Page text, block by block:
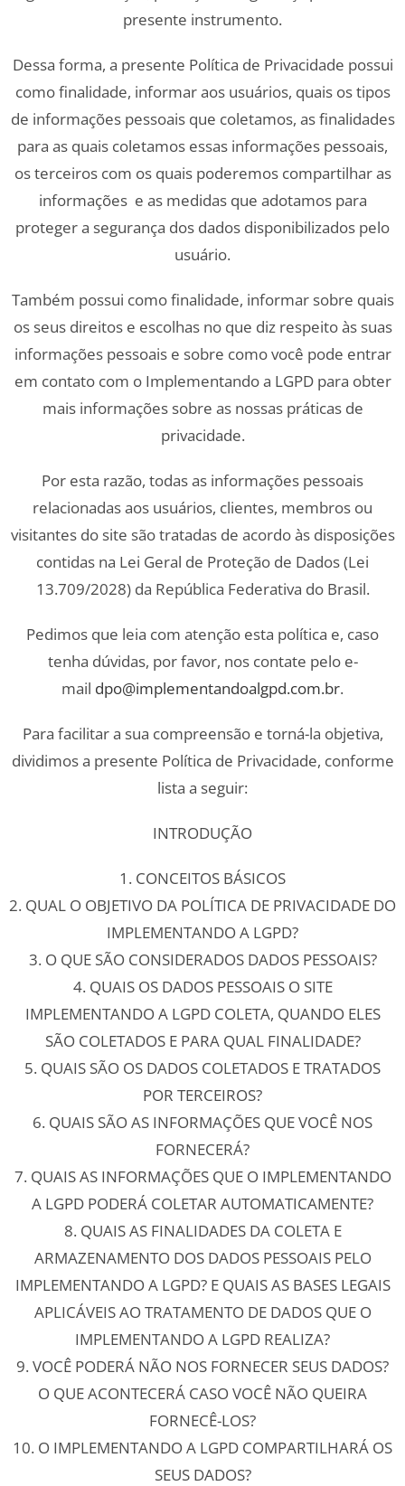
presente instrumento.
Dessa forma, a presente Política de Privacidade possui
como finalidade, informar aos usuários, quais os tipos
de informações pessoais que coletamos, as finalidades
para as quais coletamos essas informações pessoais,
os terceiros com os quais poderemos compartilhar as
informações e as medidas que adotamos para
proteger a segurança dos dados disponibilizados pelo
usuário.
Também possui como finalidade, informar sobre quais
os seus direitos e escolhas no que diz respeito às suas
informações pessoais e sobre como você pode entrar
em contato com o Implementando a LGPD para obter
mais informações sobre as nossas práticas de
privacidade.
Por esta razão, todas as informações pessoais
relacionadas aos usuários, clientes, membros ou
visitantes do site são tratadas de acordo às disposições
contidas na Lei Geral de Proteção de Dados (Lei
13.709/2028) da República Federativa do Brasil.
Pedimos que leia com atenção esta política e, caso
tenha dúvidas, por favor, nos contate pelo e-
mail dpo@implementandoalgpd.com.br.
Para facilitar a sua compreensão e torná-la objetiva,
dividimos a presente Política de Privacidade, conforme
lista a seguir:
INTRODUÇÃO
1. CONCEITOS BÁSICOS
2. QUAL O OBJETIVO DA POLÍTICA DE PRIVACIDADE DO
IMPLEMENTANDO A LGPD?
3. O QUE SÃO CONSIDERADOS DADOS PESSOAIS?
4. QUAIS OS DADOS PESSOAIS O SITE
IMPLEMENTANDO A LGPD COLETA, QUANDO ELES
SÃO COLETADOS E PARA QUAL FINALIDADE?
5. QUAIS SÃO OS DADOS COLETADOS E TRATADOS
POR TERCEIROS?
6. QUAIS SÃO AS INFORMAÇÕES QUE VOCÊ NOS
FORNECERÁ?
7. QUAIS AS INFORMAÇÕES QUE O IMPLEMENTANDO
A LGPD PODERÁ COLETAR AUTOMATICAMENTE?
8. QUAIS AS FINALIDADES DA COLETA E
ARMAZENAMENTO DOS DADOS PESSOAIS PELO
IMPLEMENTANDO A LGPD? E QUAIS AS BASES LEGAIS
APLICÁVEIS AO TRATAMENTO DE DADOS QUE O
IMPLEMENTANDO A LGPD REALIZA?
9. VOCÊ PODERÁ NÃO NOS FORNECER SEUS DADOS?
O QUE ACONTECERÁ CASO VOCÊ NÃO QUEIRA
FORNECÊ-LOS?
10. O IMPLEMENTANDO A LGPD COMPARTILHARÁ OS
SEUS DADOS?